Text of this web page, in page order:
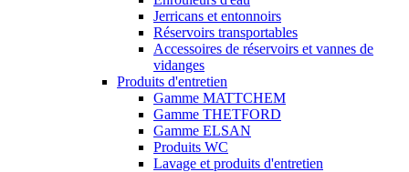
Jerricans et entonnoirs
Réservoirs transportables
Accessoires de réservoirs et vannes de
vidanges
Produits d'entretien
Gamme MATTCHEM
Gamme THETFORD
Gamme ELSAN
Produits WC
Lavage et produits d'entretien